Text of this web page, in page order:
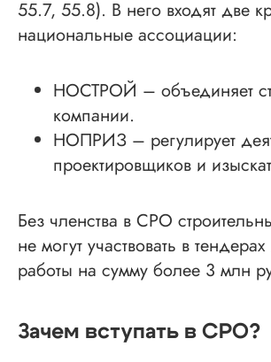
55.7, 55.8). В него входят две
национальные ассоциации:
НОСТРОЙ – объединяет
компании.
НОПРИЗ – регулирует
проектировщиков и
Без членства в СРО
не могут участвовать в
работы на сумму более 3 млн
Зачем вступать в СРО?